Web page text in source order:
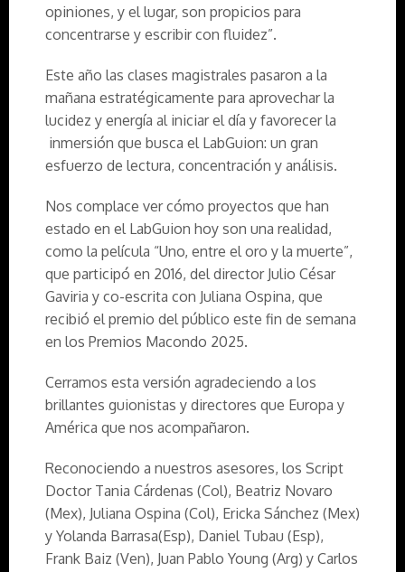
opiniones, y el lugar, son propicios para
concentrarse y escribir con fluidez”.
Este año las clases magistrales pasaron a la
mañana estratégicamente para aprovechar la
lucidez y energía al iniciar el día y favorecer la
inmersión que busca el LabGuion: un gran
esfuerzo de lectura, concentración y análisis.
Nos complace ver cómo proyectos que han
estado en el LabGuion hoy son una realidad,
como la película “Uno, entre el oro y la muerte”,
que participó en 2016, del director Julio César
Gaviria y co-escrita con Juliana Ospina, que
recibió el premio del público este fin de semana
en los Premios Macondo 2025.
Cerramos esta versión agradeciendo a los
brillantes guionistas y directores que Europa y
América que nos acompañaron.
Reconociendo a nuestros asesores, los Script
Doctor Tania Cárdenas (Col), Beatriz Novaro
(Mex), Juliana Ospina (Col), Ericka Sánchez (Mex)
y Yolanda Barrasa(Esp), Daniel Tubau (Esp),
Frank Baiz (Ven), Juan Pablo Young (Arg) y Carlos